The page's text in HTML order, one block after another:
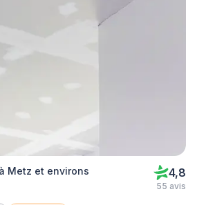
Metz et environs 4,8
55 avis